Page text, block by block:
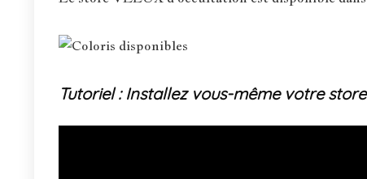
Tutoriel : Installez vous-même votre